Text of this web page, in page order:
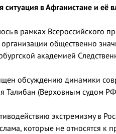
ситуация в Афганистане и её
в рамках Всероссийского
общественно
академией
обсуждению динамики
Талибан (Верховным судом
экстремизму в
которые не относятся